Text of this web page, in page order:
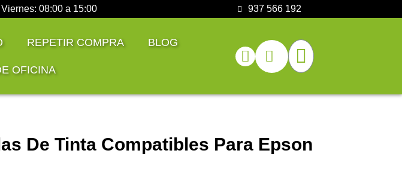
08:00 a 15:00 937 566 192
REPETIR COMPRA BLOG
OFICINA
De Tinta Compatibles Para Epson